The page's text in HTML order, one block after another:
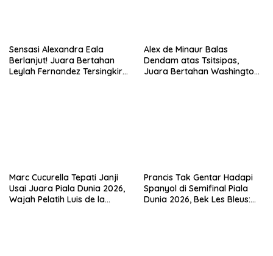
Sensasi Alexandra Eala
Berlanjut! Juara Bertahan
Leylah Fernandez Tersingkir
Alex de Minaur Balas
Dendam atas Tsitsipas,
Juara Bertahan Washington
Marc Cucurella Tepati Janji
Usai Juara Piala Dunia 2026,
Wajah Pelatih Luis de la
Prancis Tak Gentar Hadapi
Spanyol di Semifinal Piala
Dunia 2026, Bek Les Bleus: